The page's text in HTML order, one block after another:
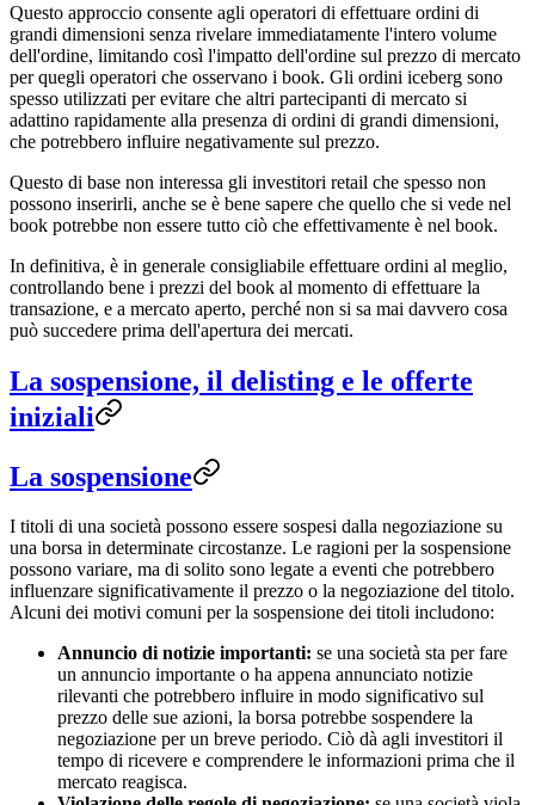
Questo approccio consente agli operatori di effettuare ordini di
grandi dimensioni senza rivelare immediatamente l'intero volume
dell'ordine, limitando così l'impatto dell'ordine sul prezzo di mercato
per quegli operatori che osservano i book. Gli ordini iceberg sono
spesso utilizzati per evitare che altri partecipanti di mercato si
adattino rapidamente alla presenza di ordini di grandi dimensioni,
che potrebbero influire negativamente sul prezzo.
Questo di base non interessa gli investitori retail che spesso non
possono inserirli, anche se è bene sapere che quello che si vede nel
book potrebbe non essere tutto ciò che effettivamente è nel book.
In definitiva, è in generale consigliabile effettuare ordini al meglio,
controllando bene i prezzi del book al momento di effettuare la
transazione, e a mercato aperto, perché non si sa mai davvero cosa
può succedere prima dell'apertura dei mercati.
La sospensione, il delisting e le offerte
iniziali
La sospensione
I titoli di una società possono essere sospesi dalla negoziazione su
una borsa in determinate circostanze. Le ragioni per la sospensione
possono variare, ma di solito sono legate a eventi che potrebbero
influenzare significativamente il prezzo o la negoziazione del titolo.
Alcuni dei motivi comuni per la sospensione dei titoli includono:
Annuncio di notizie importanti: se una società sta per fare
un annuncio importante o ha appena annunciato notizie
rilevanti che potrebbero influire in modo significativo sul
prezzo delle sue azioni, la borsa potrebbe sospendere la
negoziazione per un breve periodo. Ciò dà agli investitori il
tempo di ricevere e comprendere le informazioni prima che il
mercato reagisca.